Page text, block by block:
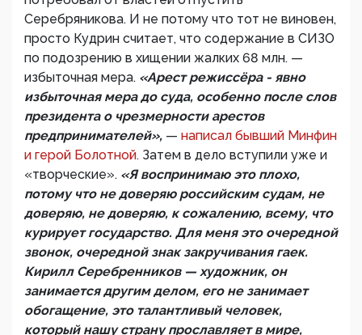
Серебряникова. И не потому что тот не виновен,
просто Кудрин считает, что содержание в СИЗО
по подозрению в хищении жалких 68 млн. —
избыточная мера. «Арест режиссёра - явно
избыточная мера до суда, особенно после слов
президента о чрезмерности арестов
предпринимателей», — написал бывший Минфин
и герой Болотной. Затем в дело вступили уже и
«творческие». «Я воспринимаю это плохо,
потому что не доверяю российским судам, не
доверяю, не доверяю, к сожалению, всему, что
курирует государство. Для меня это очередной
звонок, очередной знак закручивания гаек.
Кирилл Серебренников — художник, он
занимается другим делом, его не занимает
обогащение, это талантливый человек,
который нашу страну прославляет в мире,